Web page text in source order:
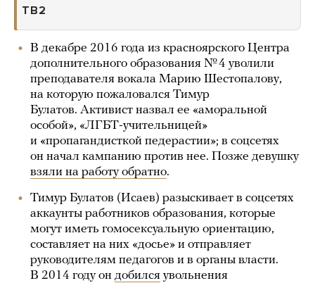
ТВ2
В декабре 2016 года из красноярского Центра
дополнительного образования № 4 уволили
преподавателя вокала Марию Шестопалову,
на которую пожаловался Тимур
Булатов. Активист назвал ее «аморальной
особой», «ЛГБТ-учительницей»
и «пропагандисткой педерастии»; в соцсетях
он начал кампанию против нее. Позже девушку
взяли на работу обратно.
Тимур Булатов (Исаев) разыскивает в соцсетях
аккаунты работников образования, которые
могут иметь гомосексуальную ориентацию,
составляет на них «досье» и отправляет
руководителям педагогов и в органы власти.
В 2014 году он добился увольнения